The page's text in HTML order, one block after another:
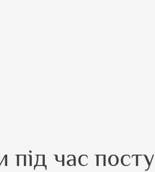
під час посту